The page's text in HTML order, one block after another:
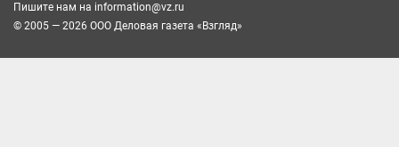
Пишите нам на information@vz.ru
© 2005 — 2026 ООО Деловая газета «Взгляд»